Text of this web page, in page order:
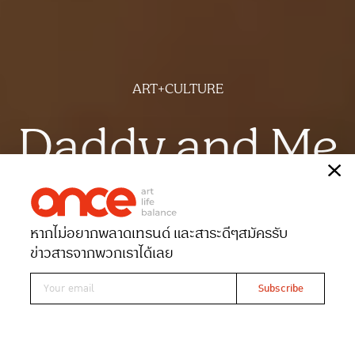
ART+CULTURE
Daddy and Me
เรื่องสุทธิดา หทัยศรัทธา
ภาพนรวีร์ ศรีมะโน
Date 29-05-2024Views 3580
หากไม่อยากพลาดเทรนด์ และสาระดีๆสมัครรับ
ข่าวสารจากพวกเราได้เลย